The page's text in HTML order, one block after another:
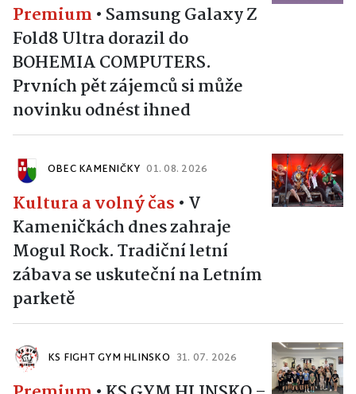
Premium • Samsung Galaxy Z
Fold8 Ultra dorazil do
BOHEMIA COMPUTERS.
Prvních pět zájemců si může
novinku odnést ihned
OBEC KAMENIČKY 01. 08. 2026
Kultura a volný čas • V
Kameničkách dnes zahraje
Mogul Rock. Tradiční letní
zábava se uskuteční na Letním
parketě
KS FIGHT GYM HLINSKO 31. 07. 2026